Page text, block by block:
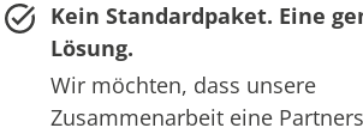
Kein Standardpaket. Eine
Lösung.
Wir möchten, dass unsere
Zusammenarbeit eine